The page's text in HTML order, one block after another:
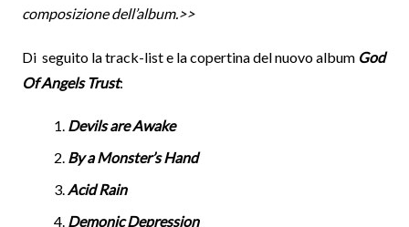
composizione dell’album.>>
Di seguito la track-list e la copertina del nuovo album God
Of Angels Trust:
Devils are Awake
By a Monster’s Hand
Acid Rain
Demonic Depression